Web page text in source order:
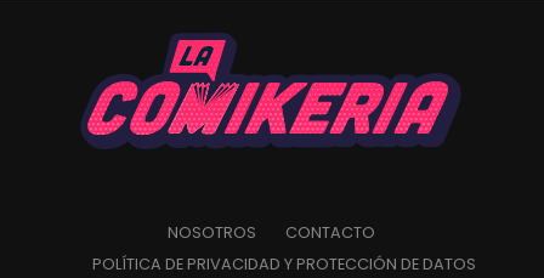
NOSOTROS
CONTACTO
POLÍTICA DE PRIVACIDAD Y PROTECCIÓN DE DATOS